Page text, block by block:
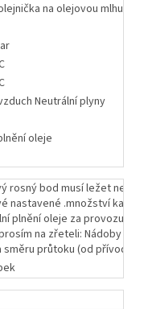
na olejovou mlhu
Neutrální plyny
oleje
rosný bod musí ležet
nastavené .množství
plnění oleje za provozu je
na zřeteli: Nádoby z
směru průtoku (od přívodu